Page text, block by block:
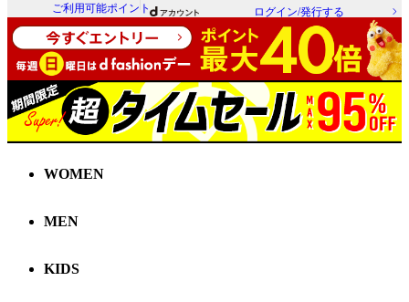
ご利用可能ポイント ログイン/発行する
WOMEN
MEN
KIDS